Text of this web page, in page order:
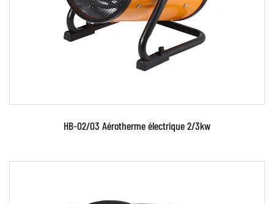
EN SAVOIR PLUS
HB-02/03 Aérotherme électrique 2/3kw